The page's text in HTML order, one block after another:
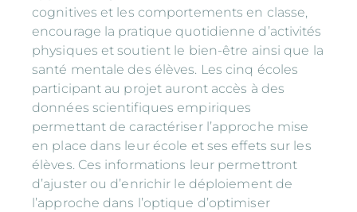
cognitives et les comportements en classe,
encourage la pratique quotidienne d’activités
physiques et soutient le bien-être ainsi que la
santé mentale des élèves. Les cinq écoles
participant au projet auront accès à des
données scientifiques empiriques
permettant de caractériser l’approche mise
en place dans leur école et ses effets sur les
élèves. Ces informations leur permettront
d’ajuster ou d’enrichir le déploiement de
l’approche dans l’optique d’optimiser